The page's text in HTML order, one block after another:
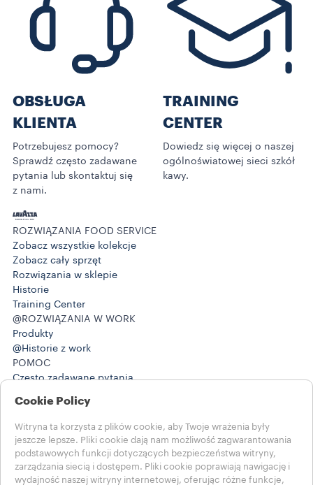
OBSŁUGA
KLIENTA
Potrzebujesz pomocy?
Sprawdź często zadawane
pytania lub skontaktuj się
z nami.
TRAINING
CENTER
Dowiedz się więcej o naszej
ogólnoświatowej sieci szkół
kawy.
ROZWIĄZANIA FOOD SERVICE
Zobacz wszystkie kolekcje
Zobacz cały sprzęt
Rozwiązania w sklepie
Historie
Training Center
@ROZWIĄZANIA W WORK
Produkty
@Historie z work
POMOC
Często zadawane pytania
ZAPISY PRAWNE
Warunki użytkowania
Wybierz swój kraj
POLAND
POLAND
Cookie Policy
Witryna ta korzysta z plików cookie, aby Twoje wrażenia były
jeszcze lepsze. Pliki cookie dają nam możliwość zagwarantowania
podstawowych funkcji dotyczących bezpieczeństwa witryny,
zarządzania siecią i dostępem. Pliki cookie poprawiają nawigację i
wydajność naszej witryny internetowej, oferując różne funkcje,